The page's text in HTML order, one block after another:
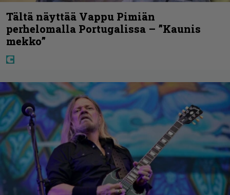
Tältä näyttää Vappu Pimiän
perhelomalla Portugalissa – ”Kaunis
mekko”